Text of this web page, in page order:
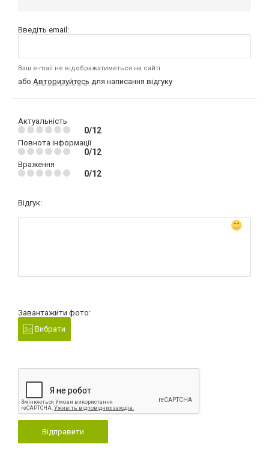
Введіть email:
Ваш e-mail не відображатиметься на сайті
або Авторизуйтесь для написання відгуку
Актуальність
0/12
Повнота інформації
0/12
Враження
0/12
Відгук:
Завантажити фото:
Вибрати
Відправити